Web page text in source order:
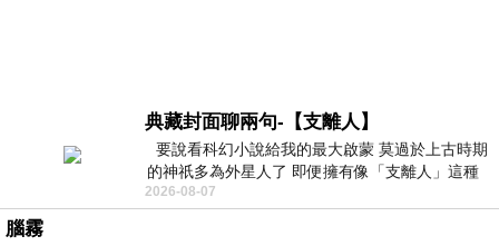
典藏封面聊兩句-【支離人】
要說看科幻小說給我的最大啟蒙 莫過於上古時期
的神祇多為外星人了 即便擁有像「支離人」這種
驚世駭俗的神通法門 也未必讀
2026-08-07
腦霧